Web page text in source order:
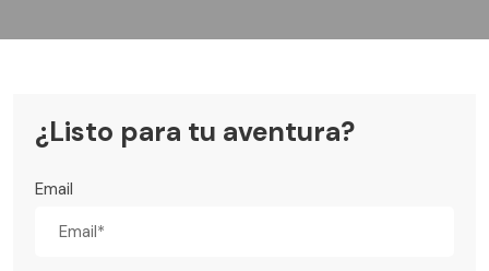
¿Listo para tu aventura?
Email